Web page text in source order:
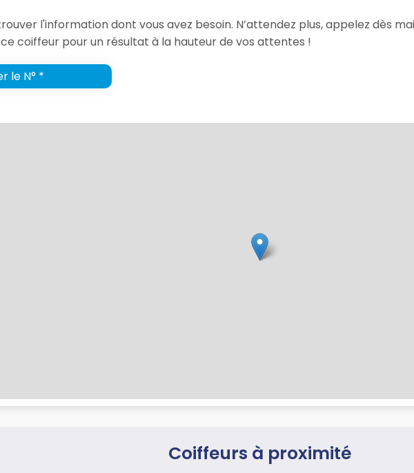
l'information dont vous avez besoin. N’attendez plus, appelez dès
coiffeur pour un résultat à la hauteur de vos attentes !
le N° *
Coiffeurs à proximité